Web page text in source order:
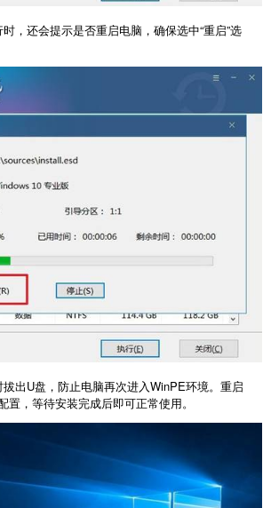
时，还会提示是否重启电脑，确保选中“重启”选
出U盘，防止电脑再次进入WinPE环境。重启
置，等待安装完成后即可正常使用。